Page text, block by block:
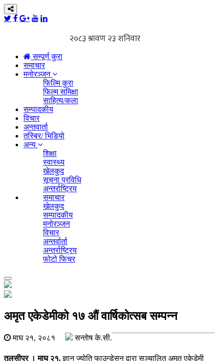
सम्पूर्ण कुरा
समाचार
मनोरञ्जन
फिल्मि कुरा
फिल्म समिक्षा
साहित्य/कला
सम्पादकीय
विचार
अन्तवार्ता
तस्बिर/ भिडियो
अन्य
शिक्षा
स्वास्थ्य
खेलकुद
सूचना प्रविधि
अन्तर्राष्ट्रिय
समाचार
खेलकुद
सम्पादकीय
मनोरञ्जन
विचार
अन्तर्वार्ता
अन्तर्राष्ट्रिय
फोटो फिचर
Toggle
navigation
अमृत एकेडेमीको १७ औं वार्षिकोत्सब सम्पन्न
माघ २१, २०८१ सन्ताेष के.सी.
तुलसीपुर । माघ २१,ज्ञान ज्योति फाउन्डेसन द्वारा सञ्चालित अमृत एकेडेमी